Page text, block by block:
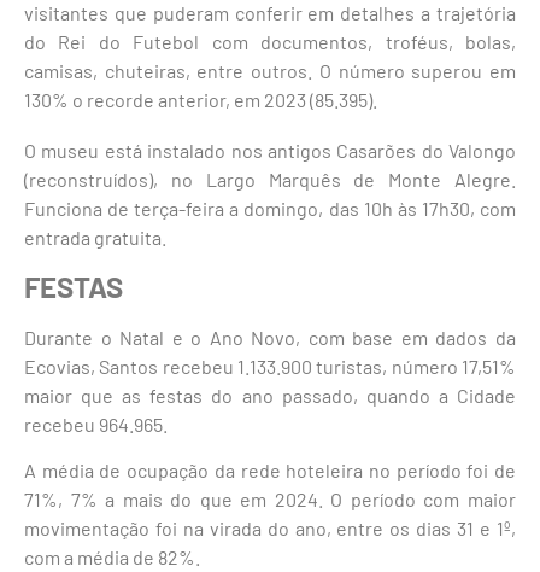
visitantes que puderam conferir em detalhes a trajetória
do Rei do Futebol com documentos, troféus, bolas,
camisas, chuteiras, entre outros. O número superou em
130% o recorde anterior, em 2023 (85.395).
O museu está instalado nos antigos Casarões do Valongo
(reconstruídos), no Largo Marquês de Monte Alegre.
Funciona de terça-feira a domingo, das 10h às 17h30, com
entrada gratuita.
FESTAS
Durante o Natal e o Ano Novo, com base em dados da
Ecovias, Santos recebeu 1.133.900 turistas, número 17,51%
maior que as festas do ano passado, quando a Cidade
recebeu 964.965.
A média de ocupação da rede hoteleira no período foi de
71%, 7% a mais do que em 2024. O período com maior
movimentação foi na virada do ano, entre os dias 31 e 1º,
com a média de 82%.